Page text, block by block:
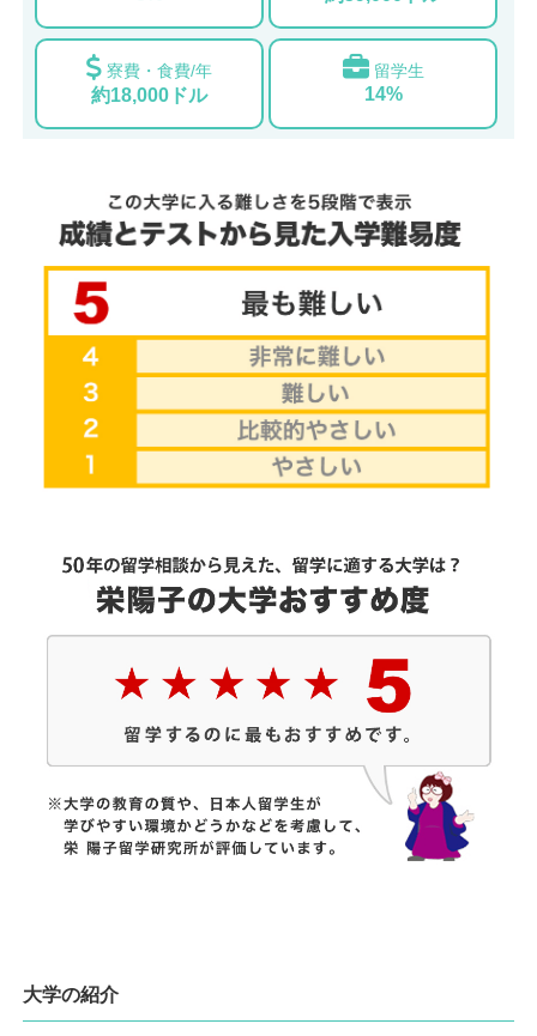
寮費・食費/年
約18,000ドル
留学生
14%
大学の紹介